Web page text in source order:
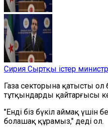
Сирия Сыртқы істер
Газа секторына қатысты
тұтқындарды қайтарғысы
"Енді біз бүкіл аймақ үшін
болашақ құрамыз," деді ол.